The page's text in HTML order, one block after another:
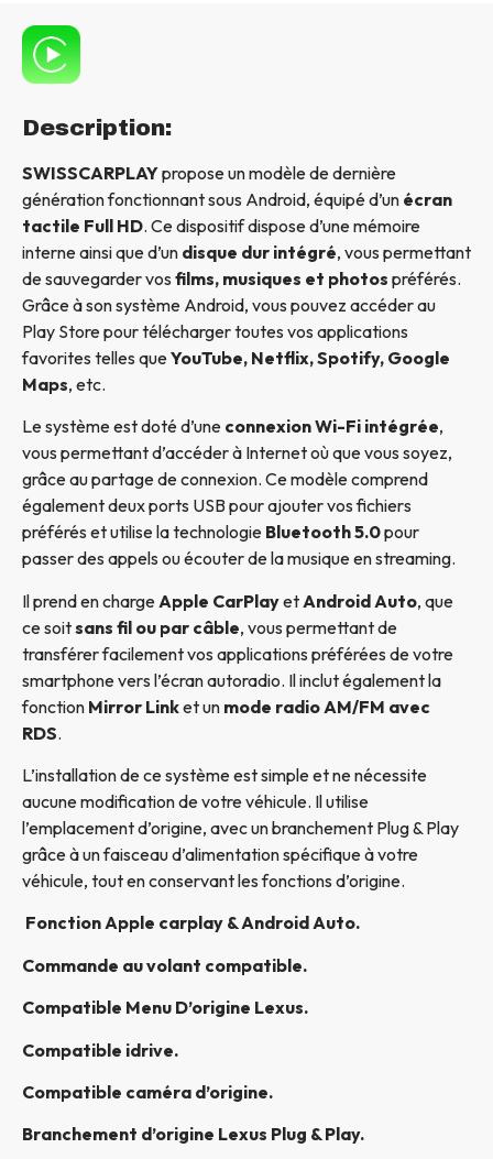
Description:
SWISSCARPLAYpropose un modèle de dernière
génération fonctionnant sous Android, équipé d’un écran
tactile Full HD. Ce dispositif dispose d’une mémoire
interne ainsi que d’un disque dur intégré, vous permettant
de sauvegarder vos films, musiques et photos préférés.
Grâce à son système Android, vous pouvez accéder au
Play Store pour télécharger toutes vos applications
favorites telles queYouTube, Netflix, Spotify, Google
Maps, etc.
Le système est doté d’une connexion Wi-Fi intégrée,
vous permettant d’accéder à Internet où que vous soyez,
grâce au partage de connexion. Ce modèle comprend
également deux ports USB pour ajouter vos fichiers
préférés et utilise la technologie Bluetooth 5.0pour
passer des appels ou écouter de la musique en streaming.
Il prend en charge Apple CarPlayet Android Auto, que
ce soitsans fil ou par câble, vous permettant de
transférer facilement vos applications préférées de votre
smartphone vers l’écran autoradio. Il inclut également la
fonction Mirror Linket un mode radio AM/FM avec
RDS.
L’installation de ce système est simple et ne nécessite
aucune modification de votre véhicule. Il utilise
l’emplacement d’origine, avec un branchement Plug & Play
grâce à un faisceau d’alimentation spécifique à votre
véhicule, tout en conservant les fonctions d’origine.
Fonction Apple carplay & Android Auto.
Commande au volant compatible.
Compatible Menu D’origine Lexus.
Compatible idrive.
Compatible caméra d’origine.
Branchement d’origine Lexus Plug & Play.